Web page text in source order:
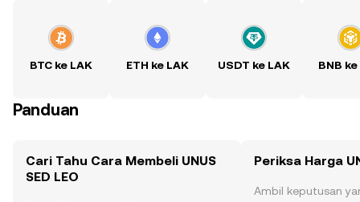
BTC ke LAK ETH ke LAK USDT ke LAK BNB
Panduan
Cari Tahu Cara Membeli UNUS
SED LEO
Periksa Harga
Ambil keputusan